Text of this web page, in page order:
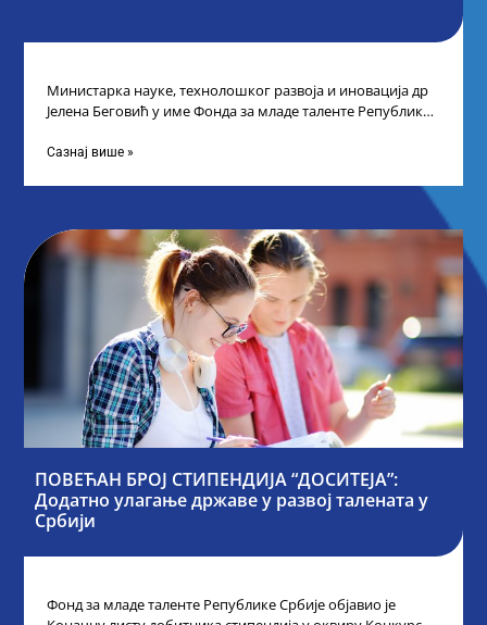
Министарка науке, технолошког развоја и иновација др
Јелена Беговић у име Фонда за младе таленте Републике
Сазнај више »
ПОВЕЋАН БРОЈ СТИПЕНДИЈА “ДОСИТЕЈА”:
Додатно улагање државе у развој талената у
Србији
Фонд за младе таленте Републике Србије објавио је